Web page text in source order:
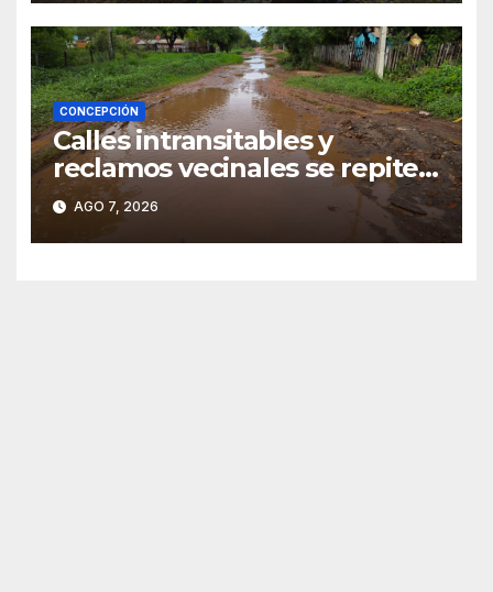
CONCEPCIÓN
Calles intransitables y
reclamos vecinales se repiten
en barrios de Concepción
AGO 7, 2026